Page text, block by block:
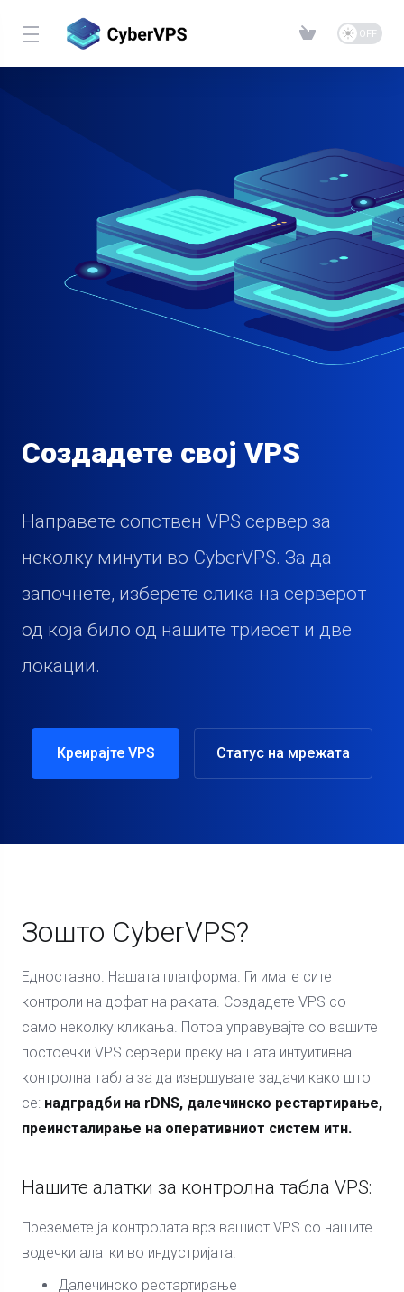
Создадете свој VPS
Направете сопствен VPS сервер за
неколку минути во CyberVPS. За да
започнете, изберете слика на серверот
од која било од нашите триесет и две
локации.
Креирајте VPS Статус на мрежата
Зошто CyberVPS?
Едноставно. Нашата платформа. Ги имате сите
контроли на дофат на раката. Создадете VPS со
само неколку кликања. Потоа управувајте со вашите
постоечки VPS сервери преку нашата интуитивна
контролна табла за да извршувате задачи како што
се: надградби на rDNS, далечинско рестартирање,
преинсталирање на оперативниот систем итн.
Нашите алатки за контролна табла VPS:
Преземете ја контролата врз вашиот VPS со нашите
водечки алатки во индустријата.
Далечинско рестартирање